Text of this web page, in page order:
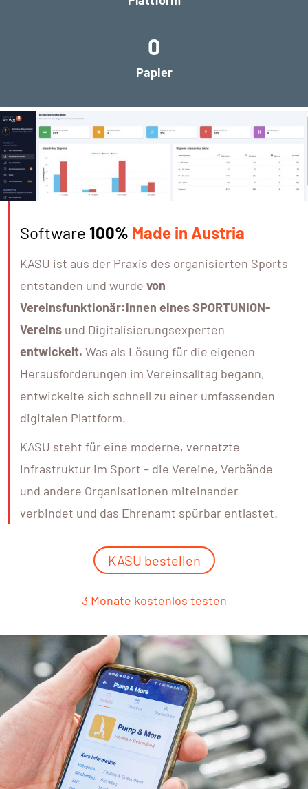
0
Papier
Software 100% Made in Austria
KASU ist aus der Praxis des organisierten Sports
entstanden und wurde von
Vereinsfunktionär:innen eines SPORTUNION-
Vereinsund Digitalisierungsexperten
entwickelt. Was als Lösung für die eigenen
Herausforderungen im Vereinsalltag begann,
entwickelte sich schnell zu einer umfassenden
digitalen Plattform.
KASU steht für eine moderne, vernetzte
Infrastruktur im Sport – die Vereine, Verbände
und andere Organisationen miteinander
verbindet und das Ehrenamt spürbar entlastet.
KASU bestellen
3 Monate kostenlos testen